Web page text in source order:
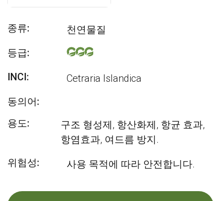
종류:
천연물질
등급:
INCI:
Cetraria Islandica
동의어:
용도:
구조 형성제, 항산화제, 항균 효과,
항염효과, 여드름 방지.
위험성:
사용 목적에 따라 안전합니다.